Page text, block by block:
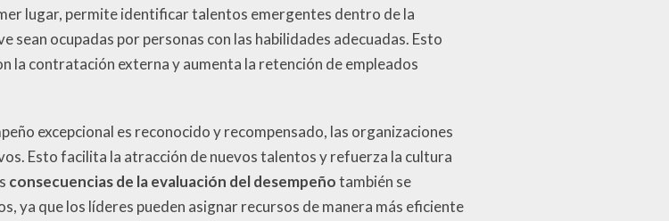
lugar, permite identificar talentos emergentes dentro de la
sean ocupadas por personas con las habilidades adecuadas. Esto
la contratación externa y aumenta la retención de empleados
excepcional es reconocido y recompensado, las organizaciones
Esto facilita la atracción de nuevos talentos y refuerza la cultura
consecuencias de la evaluación del desempeñotambién se
ya que los líderes pueden asignar recursos de manera más eficiente